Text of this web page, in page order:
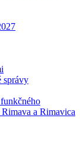
správy
a Rimavica